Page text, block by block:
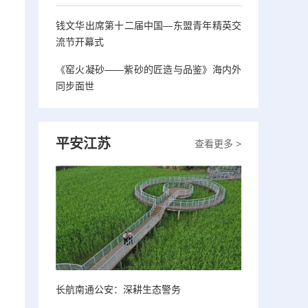
钱文华出席第十二届中国—东盟青年精英交
流节开幕式
《窑火凝砂——紫砂的匠造与品鉴》海内外
同步面世
查看更多 >
平安江苏
长航南通公安：深耕生态警务